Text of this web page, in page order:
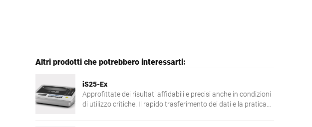
Altri prodotti che potrebbero interessarti:
iS25-Ex
Approfittate dei risultati affidabili e precisi anche in condizioni
di utilizzo critiche. Il rapido trasferimento dei dati e la pratica